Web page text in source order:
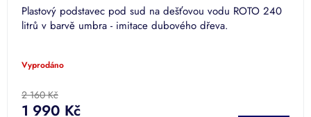
Plastový podstavec pod sud na dešťovou vodu ROTO 240
litrů v barvě umbra - imitace dubového dřeva.
Vyprodáno
2 160 Kč
1 990 Kč